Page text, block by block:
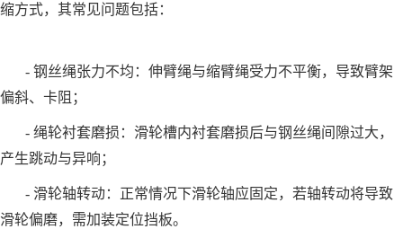
缩方式，其常见问题包括：
- 钢丝绳张力不均：伸臂绳与缩臂绳受力不平衡，导致臂架
偏斜、卡阻；
- 绳轮衬套磨损：滑轮槽内衬套磨损后与钢丝绳间隙过大，
产生跳动与异响；
- 滑轮轴转动：正常情况下滑轮轴应固定，若轴转动将导致
滑轮偏磨，需加装定位挡板。